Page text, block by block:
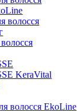
волосся
KeraVital
волосся EkoLine